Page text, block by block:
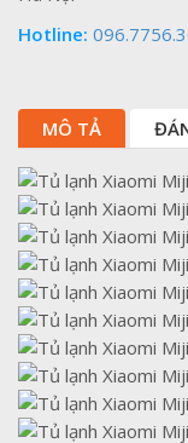
Hotline:
MÔ TẢ